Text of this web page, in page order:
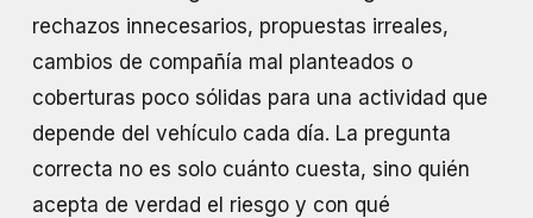
rechazos innecesarios, propuestas irreales,
cambios de compañía mal planteados o
coberturas poco sólidas para una actividad que
depende del vehículo cada día. La pregunta
correcta no es solo cuánto cuesta, sino quién
acepta de verdad el riesgo y con qué